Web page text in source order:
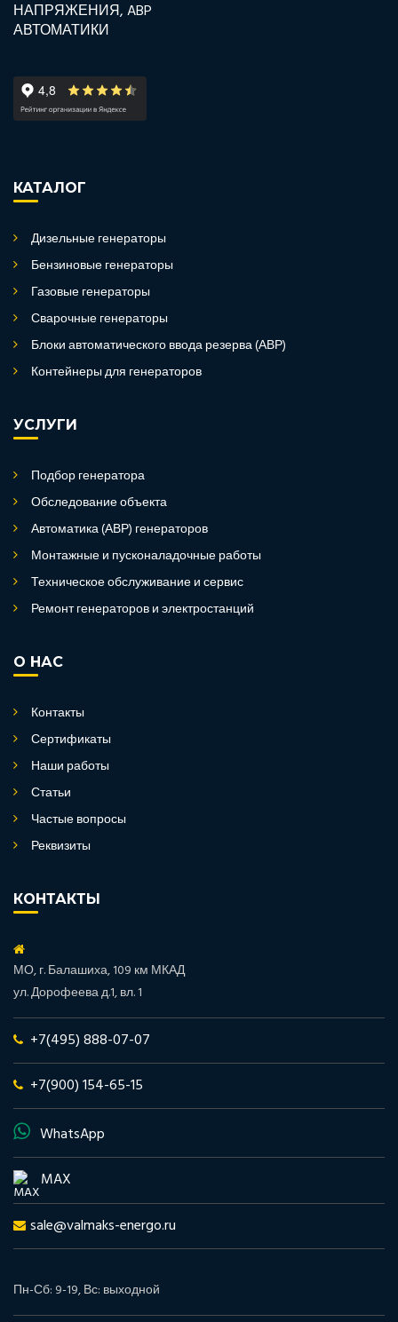
КАТАЛОГ
Дизельные генераторы
Бензиновые генераторы
Газовые генераторы
Сварочные генераторы
Блоки автоматического ввода резерва (АВР)
Контейнеры для генераторов
УСЛУГИ
Подбор генератора
Обследование объекта
Автоматика (АВР) генераторов
Монтажные и пусконаладочные работы
Техническое обслуживание и сервис
Ремонт генераторов и электростанций
О НАС
Контакты
Сертификаты
Наши работы
Статьи
Частые вопросы
Реквизиты
КОНТАКТЫ
МО, г. Балашиха, 109 км МКАД
ул. Дорофеева д.1, вл. 1
+7(495) 888-07-07
+7(900) 154-65-15
WhatsApp
MAX
sale@valmaks-energo.ru
Пн-Сб: 9-19, Вс: выходной